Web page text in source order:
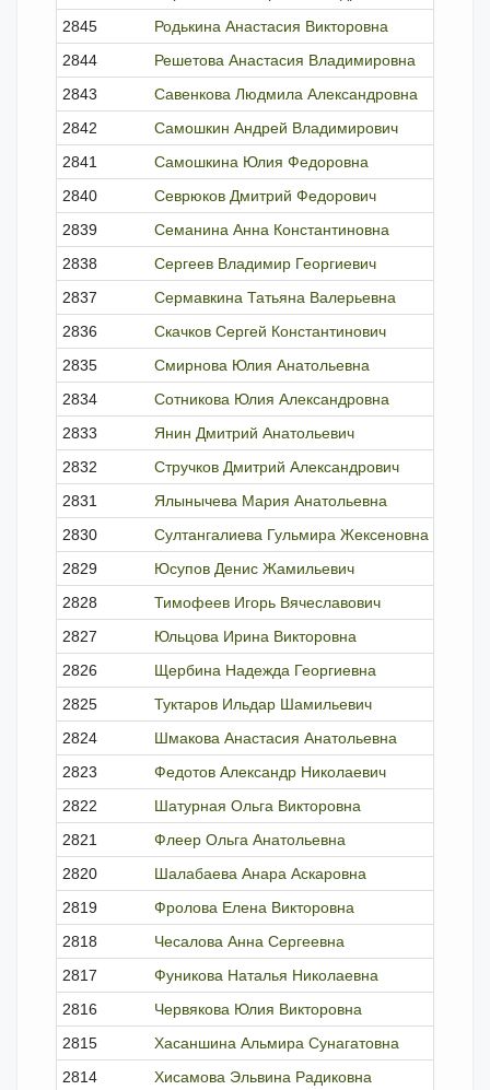
2845
Родькина Анастасия Викторовна
2844
Решетова Анастасия Владимировна
2843
Савенкова Людмила Александровна
2842
Самошкин Андрей Владимирович
2841
Самошкина Юлия Федоровна
2840
Севрюков Дмитрий Федорович
2839
Семанина Анна Константиновна
2838
Сергеев Владимир Георгиевич
2837
Сермавкина Татьяна Валерьевна
2836
Скачков Сергей Константинович
2835
Смирнова Юлия Анатольевна
2834
Сотникова Юлия Александровна
2833
Янин Дмитрий Анатольевич
2832
Стручков Дмитрий Александрович
2831
Ялынычева Мария Анатольевна
2830
Султангалиева Гульмира Жексеновна
2829
Юсупов Денис Жамильевич
2828
Тимофеев Игорь Вячеславович
2827
Юльцова Ирина Викторовна
2826
Щербина Надежда Георгиевна
2825
Туктаров Ильдар Шамильевич
2824
Шмакова Анастасия Анатольевна
2823
Федотов Александр Николаевич
2822
Шатурная Ольга Викторовна
2821
Флеер Ольга Анатольевна
2820
Шалабаева Анара Аскаровна
2819
Фролова Елена Викторовна
2818
Чесалова Анна Сергеевна
2817
Фуникова Наталья Николаевна
2816
Червякова Юлия Викторовна
2815
Хасаншина Альмира Сунагатовна
2814
Хисамова Эльвина Радиковна